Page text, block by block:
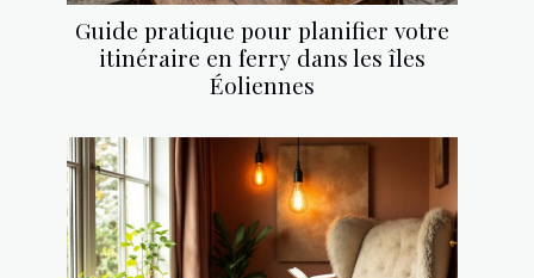
Guide pratique pour planifier votre
itinéraire en ferry dans les îles
Éoliennes